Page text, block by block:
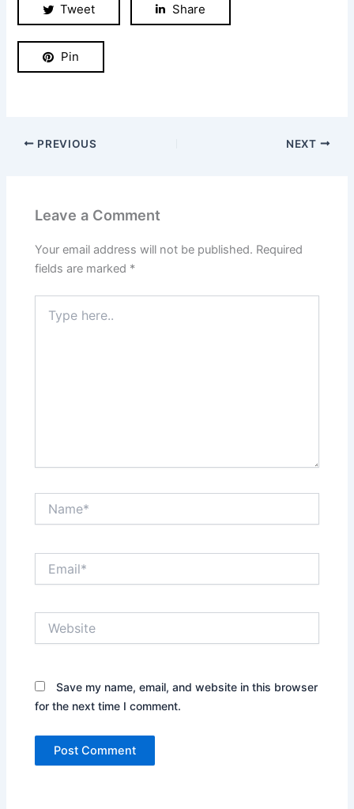
Tweet Share
Pin
PREVIOUS NEXT
Leave a Comment
Your email address will not be published. Required
fields are marked *
here..
Save my name, email, and website in this browser
for the next time I comment.